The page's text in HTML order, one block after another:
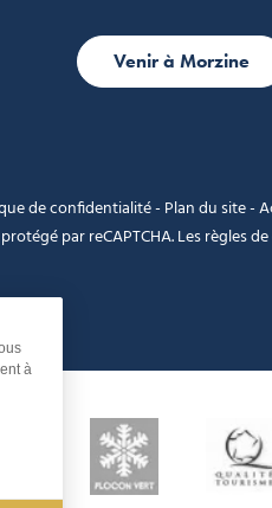
Venir à Morzine
de confidentialité- Plan du site-
par reCAPTCHA. Lesrègles